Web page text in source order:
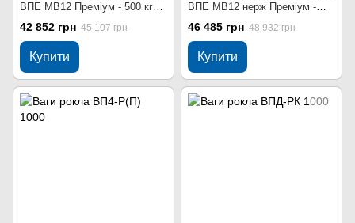
ВПЕ МВ12 Преміум - 500 кг
Wi-Fi
42 852 грн 45 107 грн
Купити
ВПЕ МВ12 нерж Преміум -
500 кг Wi-Fi
46 485 грн 48 932 грн
Купити